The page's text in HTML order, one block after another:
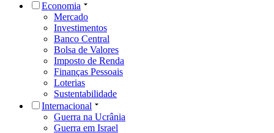
Economia
Mercado
Investimentos
Banco Central
Bolsa de Valores
Imposto de Renda
Finanças Pessoais
Loterias
Sustentabilidade
Internacional
Guerra na Ucrânia
Guerra em Israel